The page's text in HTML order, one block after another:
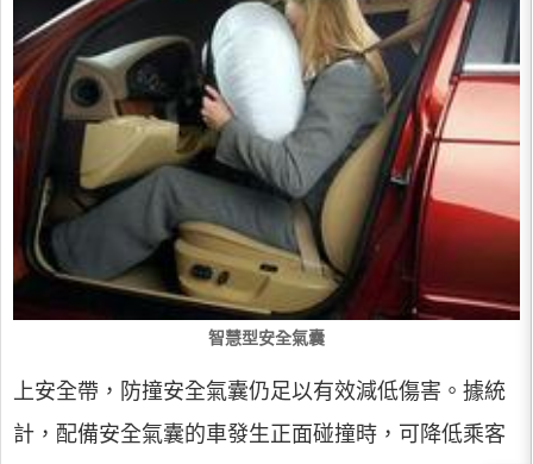
智慧型安全氣囊
上安全帶，防撞安全氣囊仍足以有效減低傷害。據統
計，配備安全氣囊的車發生正面碰撞時，可降低乘客